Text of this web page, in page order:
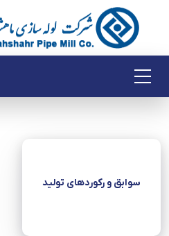
سوابق و رکوردهای تولید